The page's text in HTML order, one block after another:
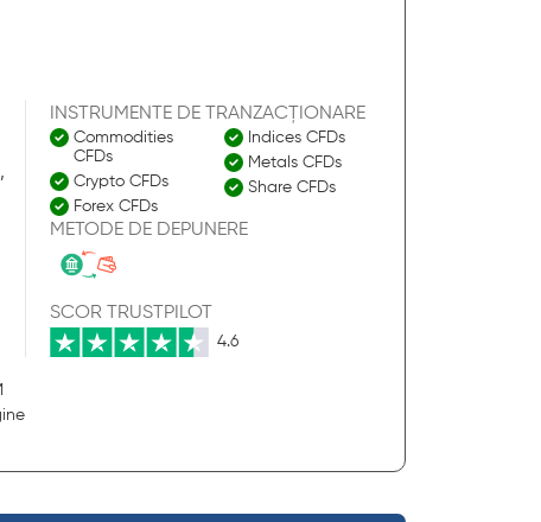
INSTRUMENTE DE TRANZACȚIONARE
Commodities
CFDs
Crypto CFDs
Forex CFDs
Indices CFDs
Metals CFDs
Share CFDs
METODE DE DEPUNERE
SCOR TRUSTPILOT
4.6